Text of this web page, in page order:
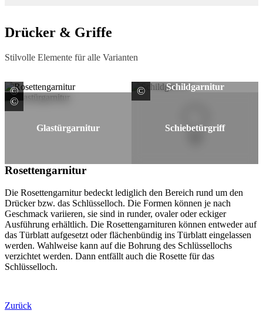
Drücker & Griffe
Stilvolle Elemente für alle Varianten
© PRÜM-Türenwerk GmbH© HUGA KG
Schildgarnitur
© Joh. Sprinz GmbH & Co. KG Glasverarbeitung
Glastürgarnitur Schiebetürgriff
Rosettengarnitur
Die Rosettengarnitur bedeckt lediglich den Bereich rund um den
Drücker bzw. das Schlüsselloch. Die Formen können je nach
Geschmack variieren, sie sind in runder, ovaler oder eckiger
Ausführung erhältlich. Die Rosettengarnituren können entweder auf
das Türblatt aufgesetzt oder flächenbündig ins Türblatt eingelassen
werden. Wahlweise kann auf die Bohrung des Schlüssellochs
verzichtet werden. Dann entfällt auch die Rosette für das
Schlüsselloch.
Zurück